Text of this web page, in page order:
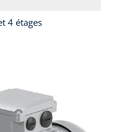
4 étages